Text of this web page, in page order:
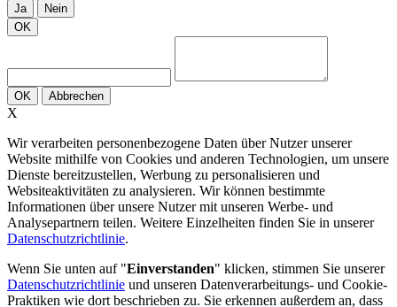
Ja
Nein
OK
OK Abbrechen
X
Wir verarbeiten personenbezogene Daten über Nutzer unserer
Website mithilfe von Cookies und anderen Technologien, um unsere
Dienste bereitzustellen, Werbung zu personalisieren und
Websiteaktivitäten zu analysieren. Wir können bestimmte
Informationen über unsere Nutzer mit unseren Werbe- und
Analysepartnern teilen. Weitere Einzelheiten finden Sie in unserer
Datenschutzrichtlinie.
Wenn Sie unten auf "Einverstanden" klicken, stimmen Sie unserer
Datenschutzrichtlinie und unseren Datenverarbeitungs- und Cookie-
Praktiken wie dort beschrieben zu. Sie erkennen außerdem an, dass